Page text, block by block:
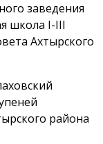
заведения
школа I-III
Ахтырского
района